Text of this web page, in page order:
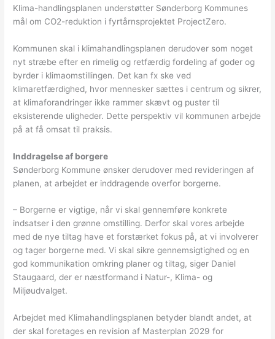
Klima-handlingsplanen understøtter Sønderborg Kommunes
mål om CO2-reduktion i fyrtårnsprojektet ProjectZero.
Kommunen skal i klimahandlingsplanen derudover som noget
nyt stræbe efter en rimelig og retfærdig fordeling af goder og
byrder i klimaomstillingen. Det kan fx ske ved
klimaretfærdighed, hvor mennesker sættes i centrum og sikrer,
at klimaforandringer ikke rammer skævt og puster til
eksisterende uligheder. Dette perspektiv vil kommunen arbejde
på at få omsat til praksis.
Inddragelse af borgere
Sønderborg Kommune ønsker derudover med revideringen af
planen, at arbejdet er inddragende overfor borgerne.
– Borgerne er vigtige, når vi skal gennemføre konkrete
indsatser i den grønne omstilling. Derfor skal vores arbejde
med de nye tiltag have et forstærket fokus på, at vi involverer
og tager borgerne med. Vi skal sikre gennemsigtighed og en
god kommunikation omkring planer og tiltag, siger Daniel
Staugaard, der er næstformand i Natur-, Klima- og
Miljøudvalget.
Arbejdet med Klimahandlingsplanen betyder blandt andet, at
der skal foretages en revision af Masterplan 2029 for